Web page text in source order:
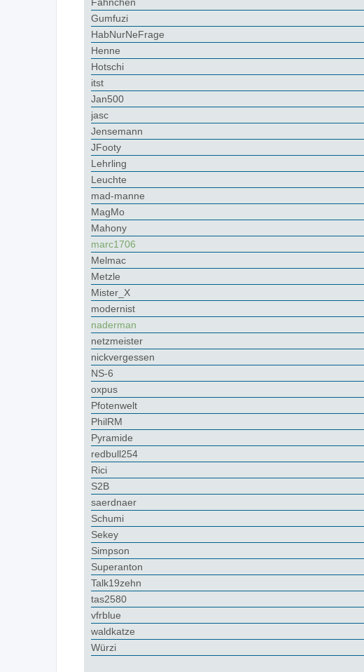
Gumfuzi
HabNurNeFrage
Henne
Hotschi
itst
Jan500
jasc
Jensemann
JFooty
Lehrling
Leuchte
mad-manne
MagMo
Mahony
marc1706
Melmac
Metzle
Mister_X
modernist
naderman
netzmeister
nickvergessen
NS-6
oxpus
Pfotenwelt
PhilRM
Pyramide
redbull254
Rici
S2B
saerdnaer
Schumi
Sekey
Simpson
Superanton
Talk19zehn
tas2580
vfrblue
waldkatze
Würzi